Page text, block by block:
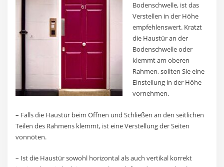
Bodenschwelle, ist das
Verstellen in der Höhe
empfehlenswert. Kratzt
die Haustür an der
Bodenschwelle oder
klemmt am oberen
Rahmen, sollten Sie eine
Einstellung in der Höhe
vornehmen.
– Falls die Haustür beim Öffnen und Schließen an den seitlichen
Teilen des Rahmens klemmt, ist eine Verstellung der Seiten
vonnöten.
– Ist die Haustür sowohl horizontal als auch vertikal korrekt